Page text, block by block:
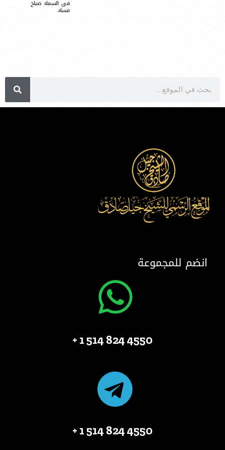
فى السماء صباح
مساء.
انضم للمجموعة
4550 824 514 1 +
4550 824 514 1 +